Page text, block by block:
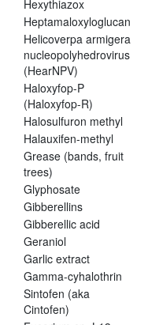
Hexythiazox
Heptamaloxyloglucan
Helicoverpa armigera
nucleopolyhedrovirus
(HearNPV)
Haloxyfop-P
(Haloxyfop-R)
Halosulfuron methyl
Halauxifen-methyl
Grease (bands, fruit
trees)
Glyphosate
Gibberellins
Gibberellic acid
Geraniol
Garlic extract
Gamma-cyhalothrin
Sintofen (aka
Cintofen)